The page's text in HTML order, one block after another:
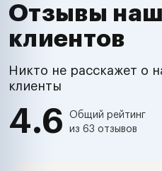
Отзывы
клиентов
Никто не расскажет о
клиенты
4.6
Общий рейтинг
из 63 отзывов